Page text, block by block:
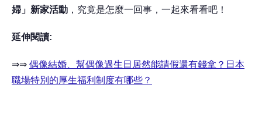
婦」新家活動 ，究竟是怎麼一回事，一起來看看吧！
延伸閱讀:
⇒⇒ 偶像結婚、幫偶像過生日居然能請假還有錢拿？日本
職場特別的厚生福利制度有哪些？